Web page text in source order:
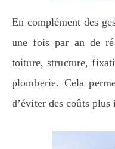
En complément des
une fois par an de
toiture, structure,
plomberie. Cela
d’éviter des coûts